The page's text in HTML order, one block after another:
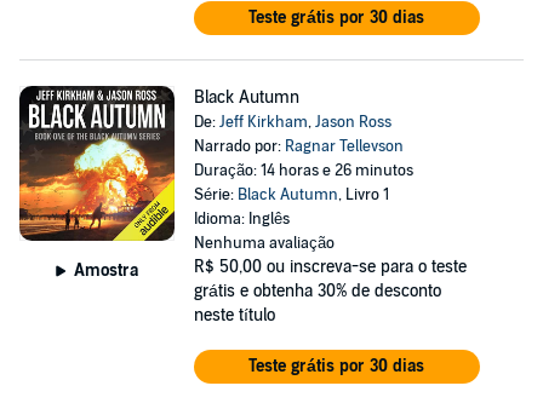
Teste grátis por 30 dias
Amostra
Black Autumn
De:Jeff Kirkham,Jason Ross
Narrado por: Ragnar Tellevson
Duração: 14 horas e 26 minutos
Série: Black Autumn, Livro 1
Idioma: Inglês
Nenhuma avaliação
R$ 50,00 ou inscreva-se para o teste
grátis e obtenha 30% de desconto
neste título
Teste grátis por 30 dias